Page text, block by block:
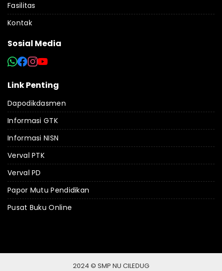
Fasilitas
Kontak
Sosial Media
Link Penting
Dapodikdasmen
Informasi GTK
Informasi NISN
Verval PTK
Verval PD
Papor Mutu Pendidikan
Pusat Buku Online
2024 © SMP NU CILEDUG